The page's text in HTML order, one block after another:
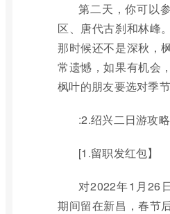
第二天，你可以
区、唐代古刹和林峰
那时候还不是深秋，
常遗憾，如果有机会
枫叶的朋友要选对季节
:2.绍兴二日游攻
[1.留职发红包】
对2022年1月26
期间留在新昌，春节